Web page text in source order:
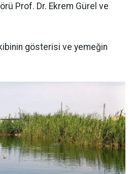
Prof. Dr. Ekrem Gürel ve
gösterisi ve yemeğin